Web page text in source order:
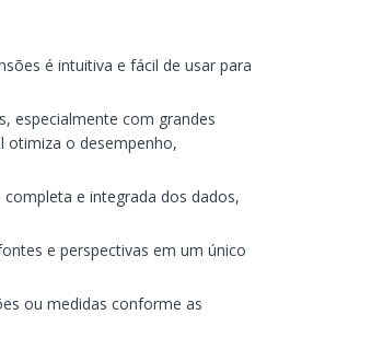
é intuitiva e fácil de usar para
especialmente com grandes
otimiza o desempenho,
e integrada dos dados,
e perspectivas em um único
ou medidas conforme as